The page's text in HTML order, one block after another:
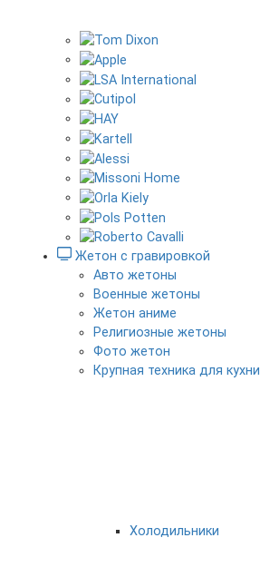
Жетон с гравировкой
Авто жетоны
Военные жетоны
Жетон аниме
Религиозные жетоны
Фото жетон
Крупная техника для кухни
Холодильники